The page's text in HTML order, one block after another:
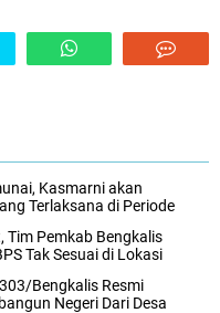
Kasmarni akan
Terlaksana di Periode
Pemkab Bengkalis
Tak Sesuai di Lokasi
Bengkalis Resmi
Negeri Dari Desa